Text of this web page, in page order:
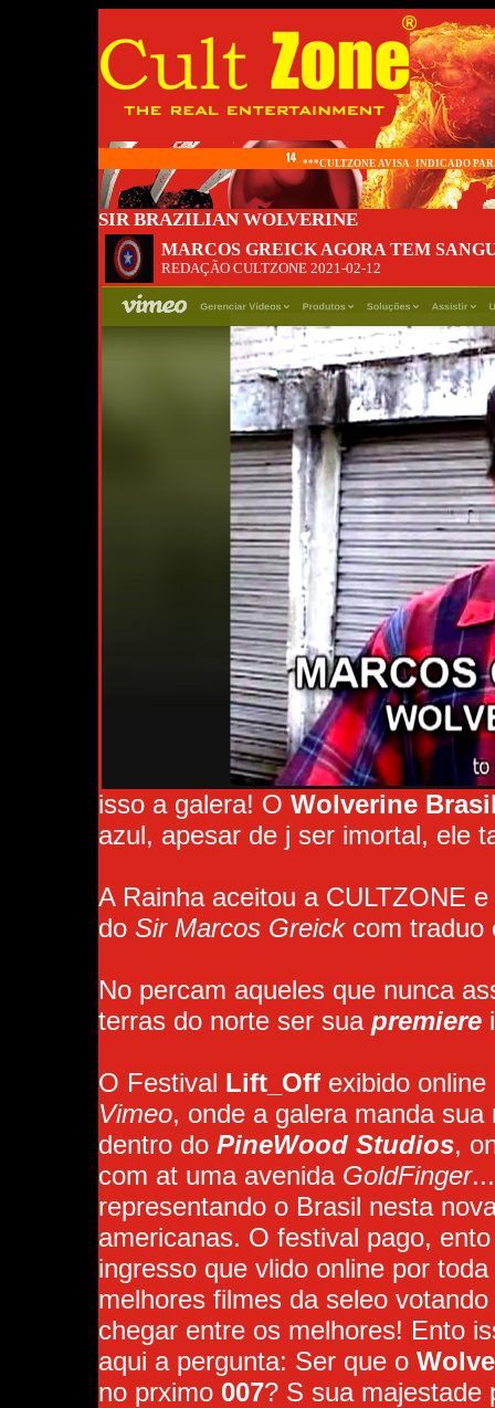
***CULTZONE AVISA: INDICADO
SIR BRAZILIAN WOLVERINE
MARCOS GREICK AGORA TEM
REDAÇÃO CULTZONE 2021-02-12
isso a galera! O Wolverine
azul, apesar de j ser imortal, ele
A Rainha aceitou a CULTZONE
do Sir Marcos Greickcom traduo
No percam aqueles que nunca
terras do norte ser sua premiere
O Festival Lift_Offexibido online
Vimeo, onde a galera manda
dentro do PineWood Studios,
com at uma avenida GoldFinger
representando o Brasil nesta
americanas. O festival pago,
ingresso que vlido online por
melhores filmes da seleo
chegar entre os melhores! Ento
aqui a pergunta: Ser que o
no prximo 007? S sua majestade